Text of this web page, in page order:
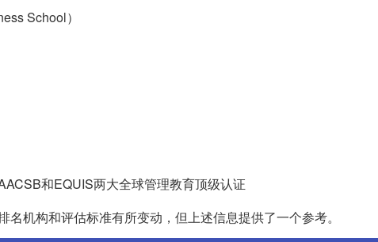
School）
和EQUIS两大全球管理教育顶级认证
名机构和评估标准有所变动，但上述信息提供了一个参考。